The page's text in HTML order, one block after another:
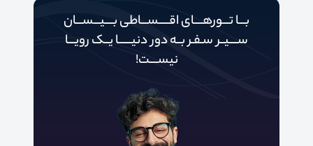
بـــا تـــورهــــای اقـــــســـاطی بــــیـــســـان
ســــیــر سـفـر بــه دور‌‌‌‌ دنیـــــ‌‌ـا یــک رویـــا
نیســــت!